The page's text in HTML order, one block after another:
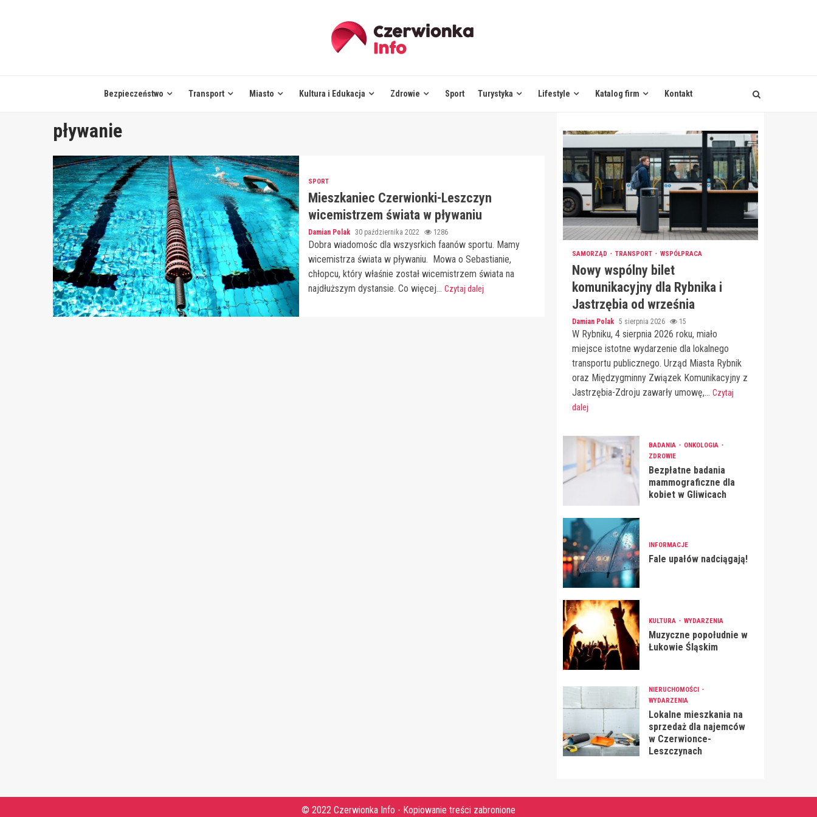
Bezpieczeństwo Transport Miasto Kultura i Edukacja Zdrowie Sport Turystyka Lifestyle Katalog firm Kontakt
pływanie
SPORT
Mieszkaniec Czerwionki-Leszczyn
wicemistrzem świata w pływaniu
Damian Polak 30 października 2022 1286
Dobra wiadomośc dla wszysrkich faanów sportu. Mamy
wicemistrza świata w pływaniu. Mowa o Sebastianie,
chłopcu, który właśnie został wicemistrzem świata na
najdłuższym dystansie. Co więcej... Czytaj dalej
SAMORZĄD TRANSPORT WSPÓŁPRACA
Nowy wspólny bilet
komunikacyjny dla Rybnika i
Jastrzębia od września
Damian Polak 5 sierpnia 2026 15
W Rybniku, 4 sierpnia 2026 roku, miało
miejsce istotne wydarzenie dla lokalnego
transportu publicznego. Urząd Miasta Rybnik
oraz Międzygminny Związek Komunikacyjny z
Jastrzębia-Zdroju zawarły umowę,... Czytaj
dalej
BADANIA
ONKOLOGIA
ZDROWIE
Bezpłatne badania
mammograficzne dla
kobiet w Gliwicach
INFORMACJE
Fale upałów nadciągają!
KULTURA WYDARZENIA
Muzyczne popołudnie w
Łukowie Śląskim
NIERUCHOMOŚCI
WYDARZENIA
Lokalne mieszkania na
sprzedaż dla najemców
w Czerwionce-
Leszczynach
© 2022 Czerwionka Info - Kopiowanie treści zabronione